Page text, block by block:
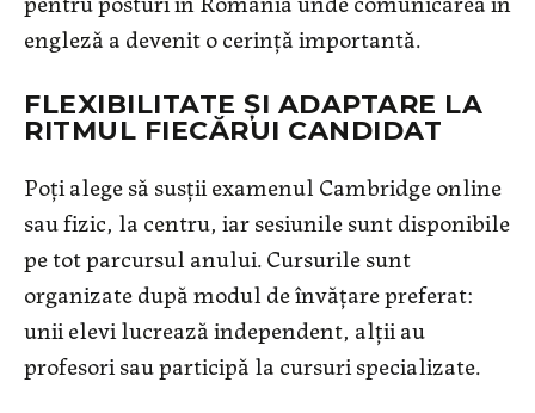
engleză a devenit o cerință importantă.
FLEXIBILITATE ȘI ADAPTARE LA
RITMUL FIECĂRUI CANDIDAT
Poți alege să susții examenul Cambridge online
sau fizic, la centru, iar sesiunile sunt disponibile
pe tot parcursul anului. Cursurile sunt
organizate după modul de învățare preferat:
unii elevi lucrează independent, alții au
profesori sau participă la cursuri specializate.